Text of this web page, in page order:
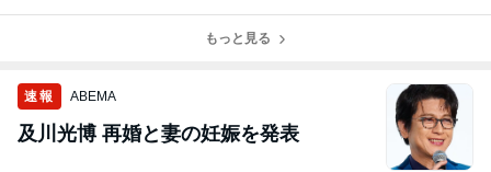
もっと見る
速報 ABEMA
及川光博 再婚と妻の妊娠を発表